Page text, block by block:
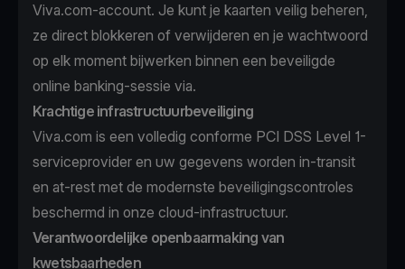
Viva.com-account. Je kunt je kaarten veilig beheren,
ze direct blokkeren of verwijderen en je wachtwoord
op elk moment bijwerken binnen een beveiligde
online banking-sessie via.
Krachtige infrastructuurbeveiliging
Viva.com is een volledig conforme PCI DSS Level 1-
serviceprovider en uw gegevens worden in-transit
en at-rest met de modernste beveiligingscontroles
beschermd in onze cloud-infrastructuur.
Verantwoordelijke openbaarmaking van
kwetsbaarheden